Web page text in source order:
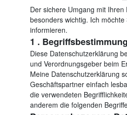
Der sichere Umgang mit
besonders wichtig. Ich
informieren.
1 .
Diese Datenschutzerklärung
und Verordnungsgeber beim
Meine Datenschutzerklärung
Geschäftspartner einfach
die verwendeten
anderem die folgenden